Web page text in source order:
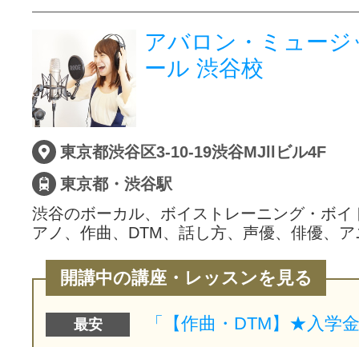
アバロン・ミュー
ール 渋谷校
東京都渋谷区3-10-19渋谷MJllビル4F
東京都・渋谷駅
渋谷のボーカル、ボイストレーニング・ボイ
アノ、作曲、DTM、話し方、声優、俳優、
開講中の講座・レッスンを見る
最安